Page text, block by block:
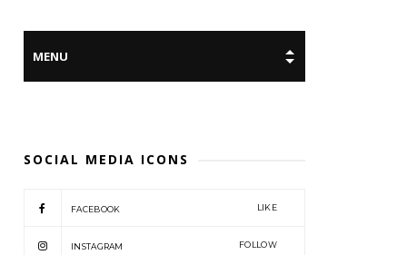
SOCIAL MEDIA ICONS
FACEBOOK LIKE
INSTAGRAM FOLLOW